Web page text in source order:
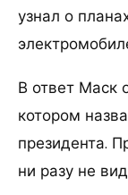
узнал о
В ответ Маск
котором
президента.
ни разу не